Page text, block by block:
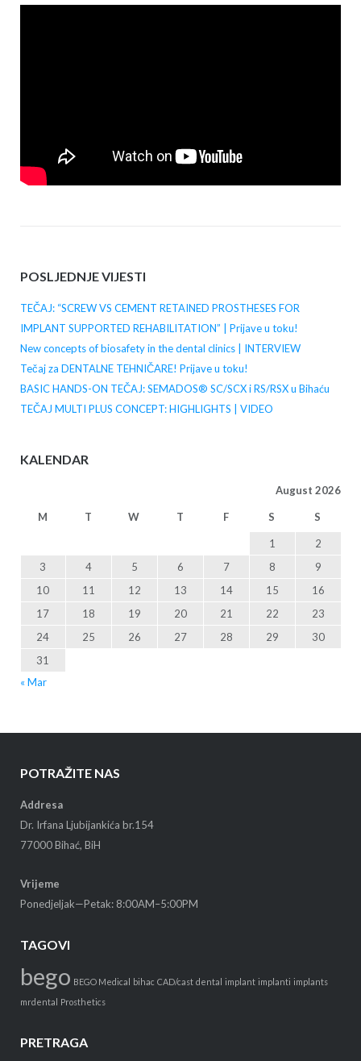
POSLJEDNJE VIJESTI
TEČAJ: “SCREW VS CEMENT RETAINED PROSTHESES FOR
IMPLANT SUPPORTED REHABILITATION” | Prijave u toku!
New concepts of biosafety in the dental clinics | INTERVIEW
Tečaj za DENTALNE TEHNIČARE! Prijave u toku!
BASIC HANDS-ON TEČAJ: SEMADOS® SC/SCX i RS/RSX u Bihaću
TEČAJ MULTI PLUS CONCEPT: HIGHLIGHTS | VIDEO
KALENDAR
August 2026
M T W T F S S
1
2
3
4 5 6 7 8
9
10
11 12 13 14 15
16
17
18 19 20 21 22
23
24
25 26 27 28 29
30
31
« Mar
POTRAŽITE NAS
Addresa
Dr. Irfana Ljubijankića br.154
77000 Bihać, BiH
Vrijeme
Ponedjeljak—Petak: 8:00AM–5:00PM
TAGOVI
bego BEGO Medical bihac CAD/cast dental implant implanti implants
mrdental
Prosthetics
PRETRAGA